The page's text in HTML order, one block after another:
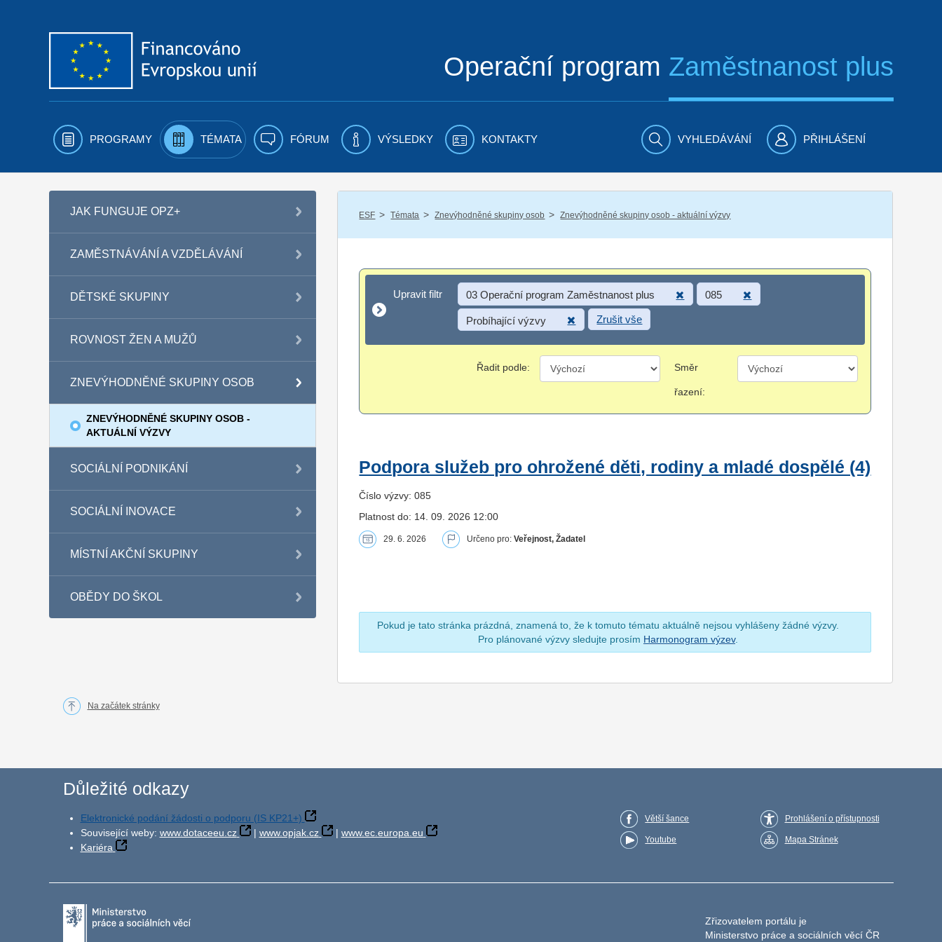
Operační program Zaměstnanost plus
PROGRAMY TÉMATA FÓRUM VÝSLEDKY KONTAKTY VYHLEDÁVÁNÍ PŘIHLÁŠENÍ
JAK FUNGUJE OPZ+
ZAMĚSTNÁVÁNÍ A VZDĚLÁVÁNÍ
DĚTSKÉ SKUPINY
ROVNOST ŽEN A MUŽŮ
ZNEVÝHODNĚNÉ SKUPINY OSOB
ZNEVÝHODNĚNÉ SKUPINY OSOB -
AKTUÁLNÍ VÝZVY
SOCIÁLNÍ PODNIKÁNÍ
SOCIÁLNÍ INOVACE
MÍSTNÍ AKČNÍ SKUPINY
OBĚDY DO ŠKOL
ESF / Témata / Znevýhodněné skupiny osob / Znevýhodněné skupiny osob - aktuální výzvy
Upravit filtr
Upravit filtr 03 Operační program Zaměstnanost plus 085
Probíhající výzvy Zrušit vše
Řadit podle: Směr
řazení:
Podpora služeb pro ohrožené děti, rodiny a mladé dospělé (4)
Číslo výzvy: 085
Platnost do: 14. 09. 2026 12:00
29. 6. 2026 Určeno pro:Veřejnost, Žadatel
Pokud je tato stránka prázdná, znamená to, že k tomuto tématu aktuálně nejsou vyhlášeny žádné výzvy.
Pro plánované výzvy sledujte prosím Harmonogram výzev.
Na začátek stránky
Důležité odkazy
Elektronické podání žádosti o podporu (IS KP21+)
Související weby: www.dotaceeu.cz | www.opjak.cz | www.ec.europa.eu
Kariéra
Větší šance
Youtube
Prohlášení o přístupnosti
Mapa Stránek
Zřizovatelem portálu je
Ministerstvo práce a sociálních věcí ČR